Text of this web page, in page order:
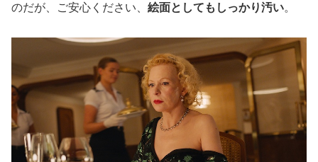
のだが、ご安心ください、 絵面としてもしっかり汚い。